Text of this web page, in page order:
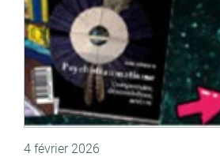
4 février 2026